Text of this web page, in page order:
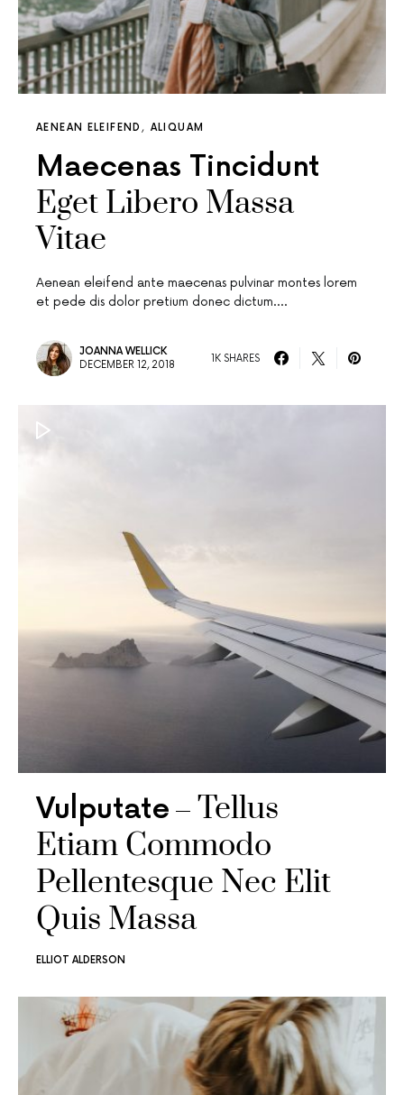
AENEAN ELEIFEND ALIQUAM
Maecenas Tincidunt
Eget Libero Massa
Vitae
Aenean eleifend ante maecenas pulvinar montes lorem
et pede dis dolor pretium donec dictum.…
JOANNA WELLICK
DECEMBER 12, 2018
1K SHARES
Vulputate
Tellus
Etiam Commodo
Pellentesque Nec Elit
Quis Massa
ELLIOT ALDERSON